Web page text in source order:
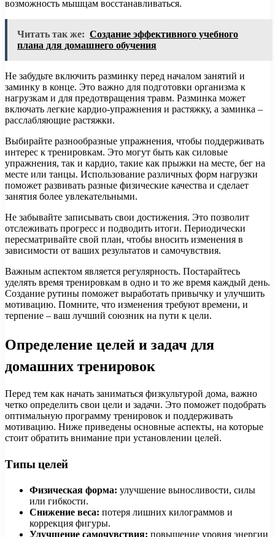
возможность мышцам восстанавливаться.
Читать так же: Создание эффективного учебного
плана для домашнего обучения
Не забудьте включить разминку перед началом занятий и
заминку в конце. Это важно для подготовки организма к
нагрузкам и для предотвращения травм. Разминка может
включать легкие кардио-упражнения и растяжку, а заминка –
расслабляющие растяжки.
Выбирайте разнообразные упражнения, чтобы поддерживать
интерес к тренировкам. Это могут быть как силовые
упражнения, так и кардио, такие как прыжки на месте, бег на
месте или танцы. Использование различных форм нагрузки
поможет развивать разные физические качества и сделает
занятия более увлекательными.
Не забывайте записывать свои достижения. Это позволит
отслеживать прогресс и подводить итоги. Периодически
пересматривайте свой план, чтобы вносить изменения в
зависимости от ваших результатов и самочувствия.
Важным аспектом является регулярность. Постарайтесь
уделять время тренировкам в одно и то же время каждый день.
Создание рутины поможет выработать привычку и улучшить
мотивацию. Помните, что изменения требуют времени, и
терпение – ваш лучший союзник на пути к цели.
Определение целей и задач для
домашних тренировок
Перед тем как начать заниматься физкультурой дома, важно
четко определить свои цели и задачи. Это поможет подобрать
оптимальную программу тренировок и поддерживать
мотивацию. Ниже приведены основные аспекты, на которые
стоит обратить внимание при установлении целей.
Типы целей
Физическая форма: улучшение выносливости, силы
или гибкости.
Снижение веса: потеря лишних килограммов и
коррекция фигуры.
Улучшение самочувствия: повышение уровня энергии